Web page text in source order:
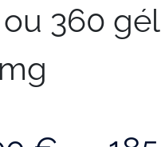
ou 360